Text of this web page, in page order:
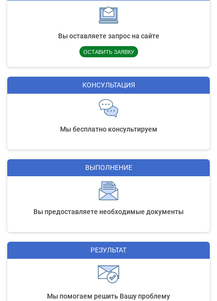
Вы оставляете запрос на сайте
ОСТАВИТЬ ЗАЯВКУ
КОНСУЛЬТАЦИЯ
Мы бесплатно консультируем
ВЫПОЛНЕНИЕ
Вы предоставляете необходимые документы
РЕЗУЛЬТАТ
Мы помогаем решить Вашу проблему